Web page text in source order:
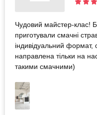
Чудовий майстер-клас!
приготували смачні
індивідуальний формат,
направлена тільки на
такими смачними)